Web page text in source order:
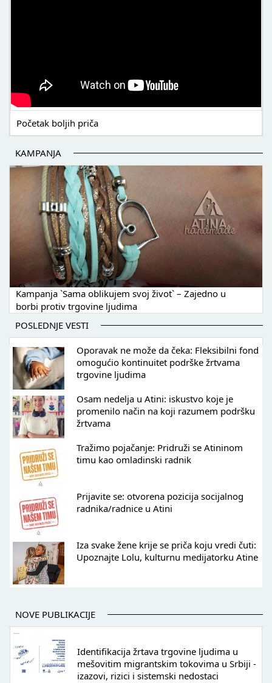
Početak boljih priča
KAMPANJA
Kampanja `Sama oblikujem svoj život` – Zajedno u
borbi protiv trgovine ljudima
POSLEDNJE VESTI
Oporavak ne može da čeka: Fleksibilni fond
omogućio kontinuitet podrške žrtvama
trgovine ljudima
Osam nedelja u Atini: iskustvo koje je
promenilo način na koji razumem podršku
žrtvama
Tražimo pojačanje: Pridruži se Atininom
timu kao omladinski radnik
Prijavite se: otvorena pozicija socijalnog
radnika/radnice u Atini
Iza svake žene krije se priča koju vredi čuti:
Upoznajte Lolu, kulturnu medijatorku Atine
NOVE PUBLIKACIJE
Identifikacija žrtava trgovine ljudima u
mešovitim migrantskim tokovima u Srbiji -
izazovi, rizici i sistemski nedostaci